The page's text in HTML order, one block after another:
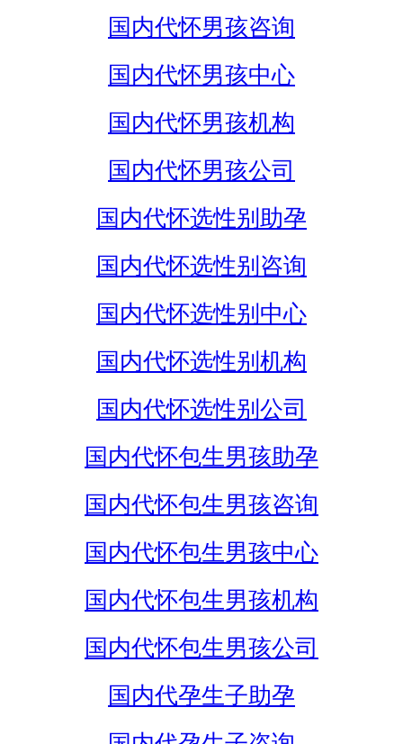
国内代怀男孩咨询
国内代怀男孩中心
国内代怀男孩机构
国内代怀男孩公司
国内代怀选性别助孕
国内代怀选性别咨询
国内代怀选性别中心
国内代怀选性别机构
国内代怀选性别公司
国内代怀包生男孩助孕
国内代怀包生男孩咨询
国内代怀包生男孩中心
国内代怀包生男孩机构
国内代怀包生男孩公司
国内代孕生子助孕